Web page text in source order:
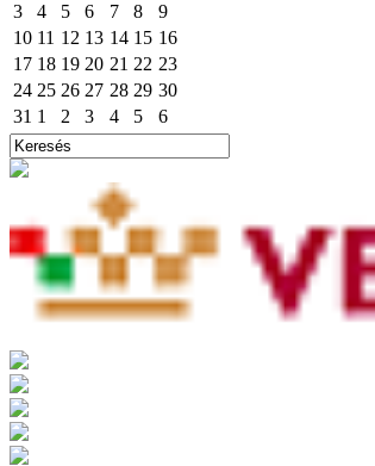
3
4 5 6 7 8
9
10 11 12 13 14 15 16
17 18 19 20 21 22 23
24 25 26 27 28 29 30
31 1 2 3 4 5 6